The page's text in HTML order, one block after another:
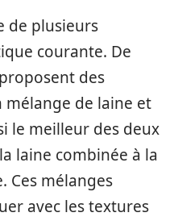
de plusieurs
courante. De
des
de laine et
le meilleur des deux
laine combinée à la
Ces mélanges
avec les textures